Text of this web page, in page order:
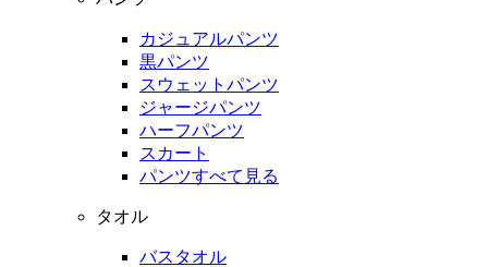
カジュアルパンツ
黒パンツ
スウェットパンツ
ジャージパンツ
ハーフパンツ
スカート
パンツすべて見る
タオル
バスタオル